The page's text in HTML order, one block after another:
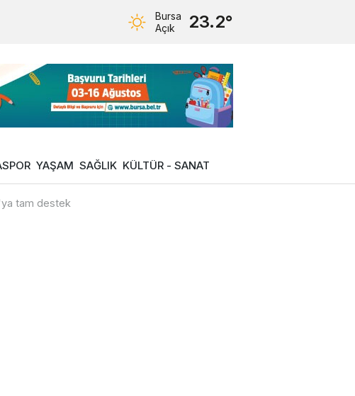
Bursa
Açık
23.2°
YAŞAM SAĞLIK KÜLTÜR - SANAT
tam destek